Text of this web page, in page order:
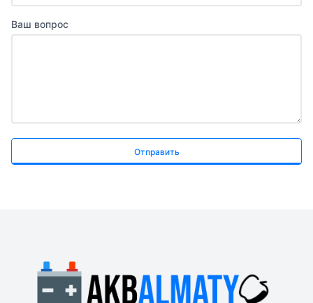
Ваш вопрос
Отправить